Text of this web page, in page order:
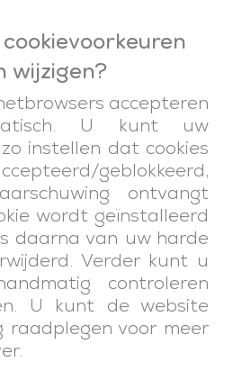
wijzigen?
accepteren
U kunt uw
instellen dat cookies
geblokkeerd,
ontvangt
wordt geïnstalleerd
daarna van uw harde
Verder kunt u
controleren
U kunt de website
raadplegen voor meer